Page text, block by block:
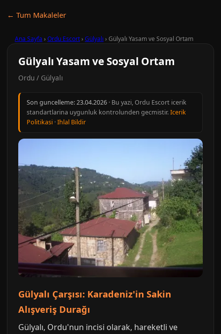
← Tum Makaleler
Ana Sayfa › Ordu Escort› Gülyalı › Gülyalı Yasam ve Sosyal Ortam
Gülyalı Yasam ve Sosyal Ortam
Ordu / Gülyalı
Son guncelleme:23.04.2026 · Bu yazi, Ordu Escort icerik
standartlarina uygunluk kontrolunden gecmistir.Icerik
Politikasi ·Ihlal Bildir
Gülyalı Çarşısı: Karadeniz'in Sakin
Alışveriş Durağı
Gülyalı, Ordu'nun incisi olarak, hareketli ve